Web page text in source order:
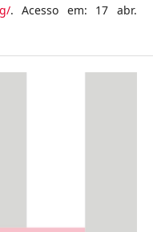
. Acesso em: 17 abr.